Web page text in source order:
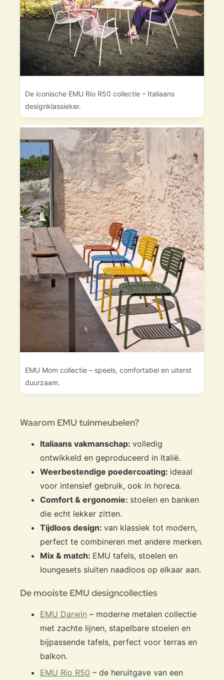
De iconische EMU Rio R50 collectie – Italiaans
designklassieker.
EMU Mom collectie – speels, comfortabel en uiterst
duurzaam.
Waarom EMU tuinmeubelen?
Italiaans vakmanschap: volledig
ontwikkeld en geproduceerd in Italië.
Weerbestendige poedercoating: ideaal
voor intensief gebruik, ook in horeca.
Comfort & ergonomie: stoelen en banken
die echt lekker zitten.
Tijdloos design: van klassiek tot modern,
perfect te combineren met andere merken.
Mix & match: EMU tafels, stoelen en
loungesets sluiten naadloos op elkaar aan.
De mooiste EMU designcollecties
EMU Darwin – moderne metalen collectie
met zachte lijnen, stapelbare stoelen en
bijpassende tafels, perfect voor terras en
balkon.
EMU Rio R50 – de heruitgave van een